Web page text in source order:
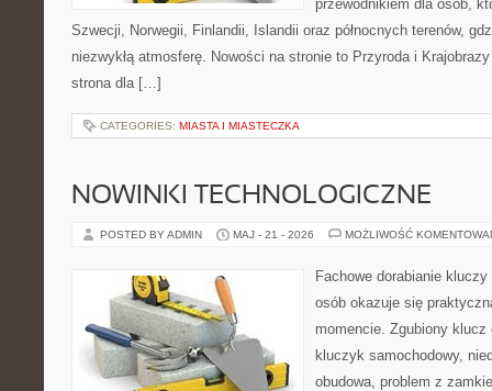
przewodnikiem dla osób,
Szwecji, Norwegii, Finlandii, Islandii oraz północnych terenów,
niezwykłą atmosferę. Nowości na stronie to Przyroda i
strona dla […]
CATEGORIES: MIASTA I MIASTECZKA
NOWINKI TECHNOLOGICZNE
POSTED BY ADMIN MAJ - 21 - 2026 MOŻLIWOŚĆ
Fachowe dorabianie
osób okazuje się
momencie. Zgubiony
kluczyk samochodowy,
obudowa, problem z